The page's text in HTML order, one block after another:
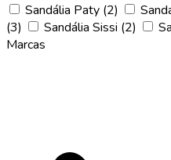
Sandália Paty (2)
(3)
Sandália Sissi (2)
Marcas